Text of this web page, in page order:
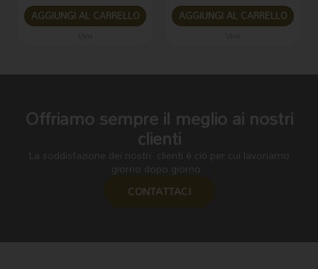
AGGIUNGI AL CARRELLO AGGIUNGI AL CARRELLO
Offriamo sempre il meglio ai nostri
clienti
La soddisfazione dei nostri clienti è ciò per cui lavoriamo
giorno dopo giorno.
CONTATTACI